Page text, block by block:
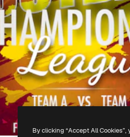
By clicking “Accept All